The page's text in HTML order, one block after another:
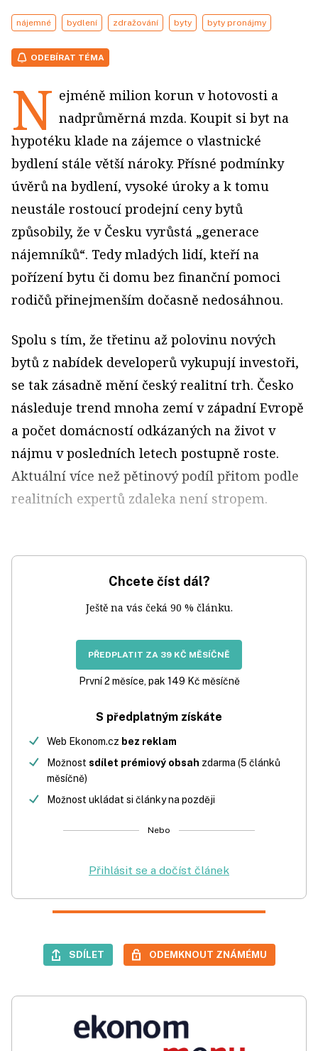
nájemné bydlení zdražování byty byty pronájmy
ODEBÍRAT TÉMA
N ejméně milion korun v hotovosti a
nadprůměrná mzda. Koupit si byt na
hypotéku klade na zájemce o vlastnické
bydlení stále větší nároky. Přísné podmínky
úvěrů na bydlení, vysoké úroky a k tomu
neustále rostoucí prodejní ceny bytů
způsobily, že v Česku vyrůstá „generace
nájemníků“. Tedy mladých lidí, kteří na
pořízení bytu či domu bez finanční pomoci
rodičů přinejmenším dočasně nedosáhnou.
Spolu s tím, že třetinu až polovinu nových
bytů z nabídek developerů vykupují investoři,
se tak zásadně mění český realitní trh. Česko
následuje trend mnoha zemí v západní Evropě
a počet domácností odkázaných na život v
nájmu v posledních letech postupně roste.
Aktuální více než pětinový podíl přitom podle
realitních expertů zdaleka není stropem.
Chcete číst dál?
Ještě na vás čeká 90 % článku.
PŘEDPLATIT ZA 39 KČ MĚSÍČNĚ
První 2 měsíce, pak 149 Kč měsíčně
S předplatným získáte
Web Ekonom.cz bez reklam
Možnost sdílet prémiový obsah zdarma (5 článků
měsíčně)
Možnost ukládat si články na později
Nebo
Přihlásit se a dočíst článek
SDÍLET ODEMKNOUT ZNÁMÉMU